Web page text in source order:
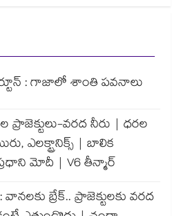
: గాజాలో శాంతి పవనాలు
ప్రాజెక్టులు-వరద నీరు | ధరల
ఎలక్ట్రానిక్స్ | బాలిక
మోదీ | V6 తీన్మార్
బ్రేక్.. ప్రాజెక్టులకు వరద